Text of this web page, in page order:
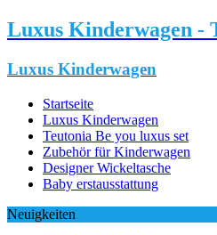
Luxus Kinderwagen -
Luxus Kinderwagen
Startseite
Luxus Kinderwagen
Teutonia Be you luxus set
Zubehör für Kinderwagen
Designer Wickeltasche
Baby erstausstattung
Neuigkeiten